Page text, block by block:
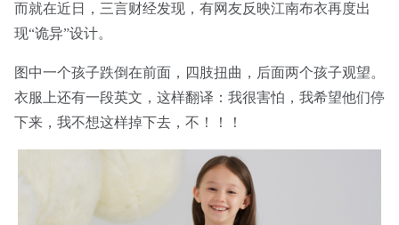
而就在近日，三言财经发现，有网友反映江南布衣再度出
现“诡异”设计。
图中一个孩子跌倒在前面，四肢扭曲，后面两个孩子观望。
衣服上还有一段英文，这样翻译：我很害怕，我希望他们停
下来，我不想这样掉下去，不！！！